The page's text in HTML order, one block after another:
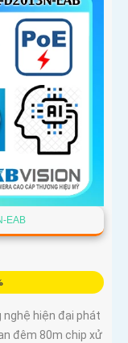
EAB
nghệ hiện đại phát
đêm 80m chip xử